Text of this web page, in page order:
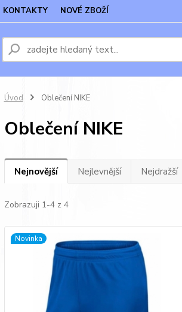
KONTAKTY NOVÉ ZBOŽÍ
Úvod Oblečení NIKE
Oblečení NIKE
Nejnovější Nejlevnější Nejdražší
Zobrazuji 1-4 z 4
Novinka